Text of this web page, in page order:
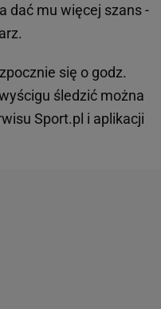
dać mu więcej szans -
się o godz.
śledzić można
Sport.pl i aplikacji